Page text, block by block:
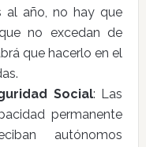
al año, no hay que
no excedan de
que hacerlo en el
Social: Las
permanente
autónomos